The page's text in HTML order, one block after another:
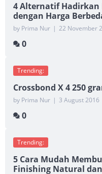
4 Alternatif Hadirkan
dengan Harga
by Prima Nur | 22 November
0
Trending:
Crossbond X 4 250
by Prima Nur | 3 August 2016
0
Trending:
5 Cara Mudah
Finishing Natural